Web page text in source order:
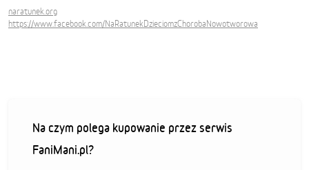
naratunek.org
https://www.facebook.com/NaRatunekDzieciomzChorobaNowotworowa
Na czym polega kupowanie przez serwis
FaniMani.pl?